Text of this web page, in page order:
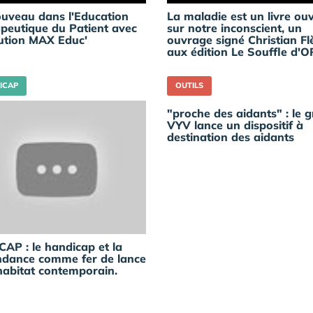
dans l'Education
du Patient avec
MAX Educ'
La maladie est un livre
sur notre inconscient, un
ouvrage signé Christian
aux édition Le Souffle
: le handicap et la
comme fer de lance
contemporain.
OUTILS
"proche des aidants" : le
VYV lance un dispositif à
destination des aidants